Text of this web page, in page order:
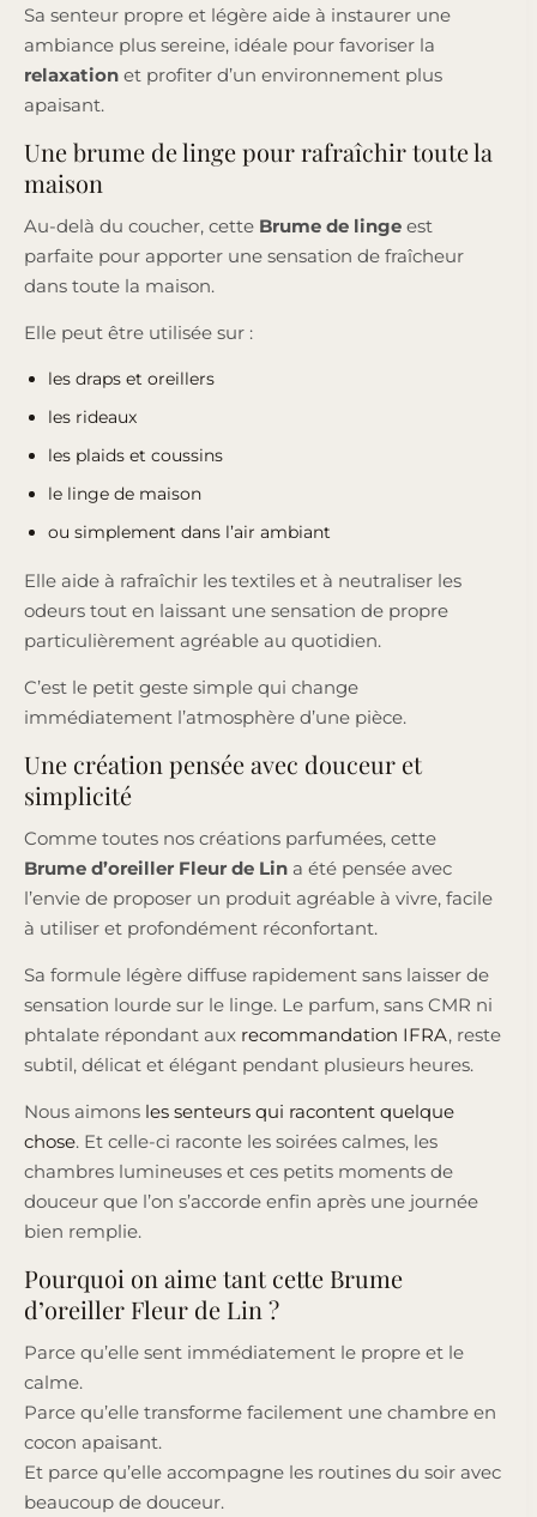
Sa senteur propre et légère aide à instaurer une
ambiance plus sereine, idéale pour favoriser la
relaxation et profiter d’un environnement plus
apaisant.
Une brume de linge pour rafraîchir toute la
maison
Au-delà du coucher, cette Brume de linge est
parfaite pour apporter une sensation de fraîcheur
dans toute la maison.
Elle peut être utilisée sur :
les draps et oreillers
les rideaux
les plaids et coussins
le linge de maison
ou simplement dans l’air ambiant
Elle aide à rafraîchir les textiles et à neutraliser les
odeurs tout en laissant une sensation de propre
particulièrement agréable au quotidien.
C’est le petit geste simple qui change
immédiatement l’atmosphère d’une pièce.
Une création pensée avec douceur et
simplicité
Comme toutes nos créations parfumées, cette
Brume d’oreiller Fleur de Lin a été pensée avec
l’envie de proposer un produit agréable à vivre, facile
à utiliser et profondément réconfortant.
Sa formule légère diffuse rapidement sans laisser de
sensation lourde sur le linge. Le parfum, sans CMR ni
phtalate répondant aux recommandation IFRA, reste
subtil, délicat et élégant pendant plusieurs heures.
Nous aimons les senteurs qui racontent quelque
chose. Et celle-ci raconte les soirées calmes, les
chambres lumineuses et ces petits moments de
douceur que l’on s’accorde enfin après une journée
bien remplie.
Pourquoi on aime tant cette Brume
d’oreiller Fleur de Lin ?
Parce qu’elle sent immédiatement le propre et le
calme.
Parce qu’elle transforme facilement une chambre en
cocon apaisant.
Et parce qu’elle accompagne les routines du soir avec
beaucoup de douceur.